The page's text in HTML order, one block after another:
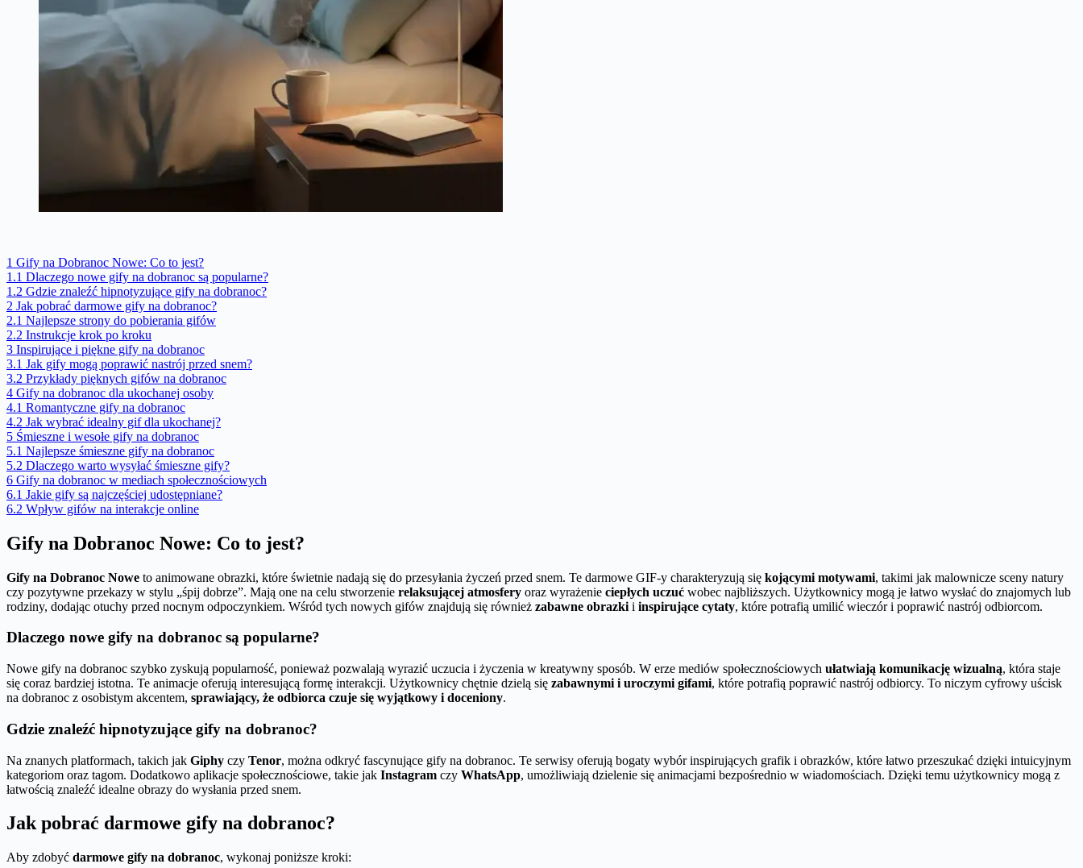
1 Gify na Dobranoc Nowe: Co to jest?
1.1 Dlaczego nowe gify na dobranoc są popularne?
1.2 Gdzie znaleźć hipnotyzujące gify na dobranoc?
2 Jak pobrać darmowe gify na dobranoc?
2.1 Najlepsze strony do pobierania gifów
2.2 Instrukcje krok po kroku
3 Inspirujące i piękne gify na dobranoc
3.1 Jak gify mogą poprawić nastrój przed snem?
3.2 Przykłady pięknych gifów na dobranoc
4 Gify na dobranoc dla ukochanej osoby
4.1 Romantyczne gify na dobranoc
4.2 Jak wybrać idealny gif dla ukochanej?
5 Śmieszne i wesołe gify na dobranoc
5.1 Najlepsze śmieszne gify na dobranoc
5.2 Dlaczego warto wysyłać śmieszne gify?
6 Gify na dobranoc w mediach społecznościowych
6.1 Jakie gify są najczęściej udostępniane?
6.2 Wpływ gifów na interakcje online
Gify na Dobranoc Nowe: Co to jest?
Gify na Dobranoc Nowe to animowane obrazki, które świetnie nadają się do przesyłania życzeń przed snem. Te darmowe GIF-y charakteryzują się kojącymi motywami, takimi jak malownicze sceny natury
czy pozytywne przekazy w stylu „śpij dobrze”. Mają one na celu stworzenie relaksującej atmosfery oraz wyrażenie ciepłych uczuć wobec najbliższych. Użytkownicy mogą je łatwo wysłać do znajomych lub
rodziny, dodając otuchy przed nocnym odpoczynkiem. Wśród tych nowych gifów znajdują się również zabawne obrazki i inspirujące cytaty, które potrafią umilić wieczór i poprawić nastrój odbiorcom.
Dlaczego nowe gify na dobranoc są popularne?
Nowe gify na dobranoc szybko zyskują popularność, ponieważ pozwalają wyrazić uczucia i życzenia w kreatywny sposób. W erze mediów społecznościowych ułatwiają komunikację wizualną, która staje
się coraz bardziej istotna. Te animacje oferują interesującą formę interakcji. Użytkownicy chętnie dzielą się zabawnymi i uroczymi gifami, które potrafią poprawić nastrój odbiorcy. To niczym cyfrowy uścisk
na dobranoc z osobistym akcentem, sprawiający, że odbiorca czuje się wyjątkowy i doceniony.
Gdzie znaleźć hipnotyzujące gify na dobranoc?
Na znanych platformach, takich jak Giphy czy Tenor, można odkryć fascynujące gify na dobranoc. Te serwisy oferują bogaty wybór inspirujących grafik i obrazków, które łatwo przeszukać dzięki intuicyjnym
kategoriom oraz tagom. Dodatkowo aplikacje społecznościowe, takie jak Instagram czy WhatsApp, umożliwiają dzielenie się animacjami bezpośrednio w wiadomościach. Dzięki temu użytkownicy mogą z
łatwością znaleźć idealne obrazy do wysłania przed snem.
Jak pobrać darmowe gify na dobranoc?
Aby zdobyć darmowe gify na dobranoc, wykonaj poniższe kroki: